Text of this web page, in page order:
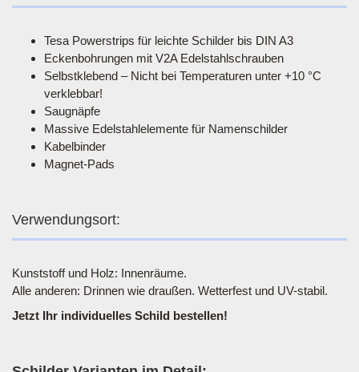
Tesa Powerstrips für leichte Schilder bis DIN A3
Eckenbohrungen mit V2A Edelstahlschrauben
Selbstklebend – Nicht bei Temperaturen unter +10 °C
verklebbar!
Saugnäpfe
Massive Edelstahlelemente für Namenschilder
Kabelbinder
Magnet-Pads
Verwendungsort:
Kunststoff und Holz: Innenräume.
Alle anderen: Drinnen wie draußen. Wetterfest und UV-stabil.
Jetzt Ihr individuelles Schild bestellen!